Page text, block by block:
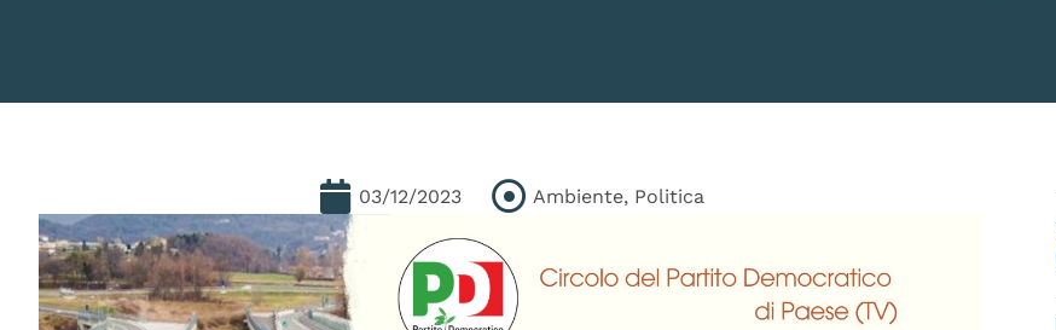
03/12/2023 Ambiente, Politica